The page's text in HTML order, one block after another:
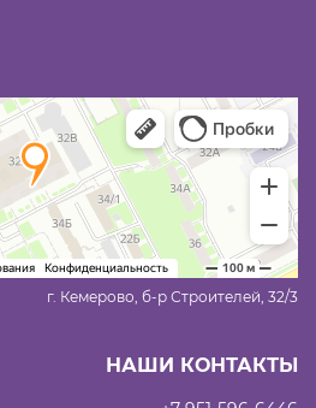
г. Кемерово, б-р Строителей, 32/3
НАШИ КОНТАКТЫ